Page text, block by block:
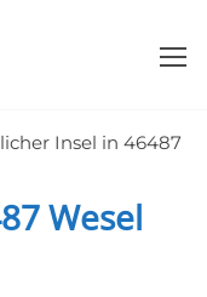
Nähe
Insel in 46487
Wesel